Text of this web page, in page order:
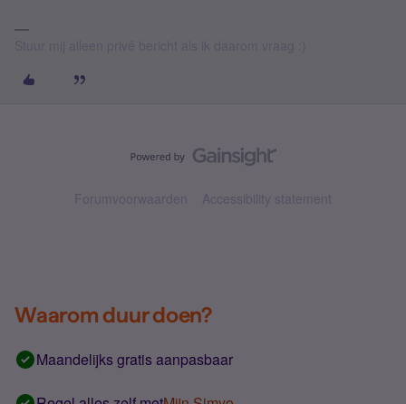
Forumvoorwaarden Accessibility statement
Waarom duur doen?
Maandelijks gratis aanpasbaar